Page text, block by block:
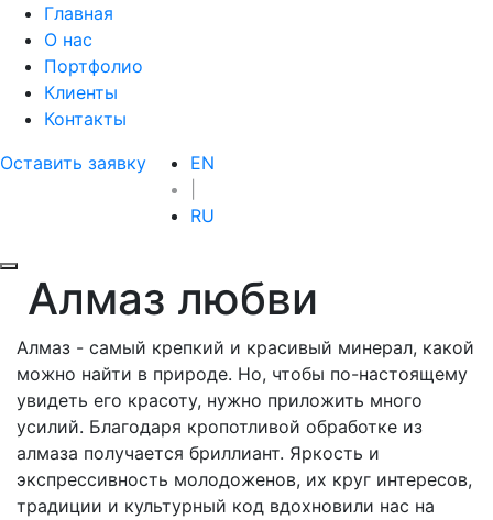
Главная
О нас
Портфолио
Клиенты
Контакты
Оставить заявку
EN
RU
Алмаз любви
Алмаз - самый крепкий и красивый минерал, какой
можно найти в природе. Но, чтобы по-настоящему
увидеть его красоту, нужно приложить много
усилий. Благодаря кропотливой обработке из
алмаза получается бриллиант. Яркость и
экспрессивность молодоженов, их круг интересов,
традиции и культурный код вдохновили нас на